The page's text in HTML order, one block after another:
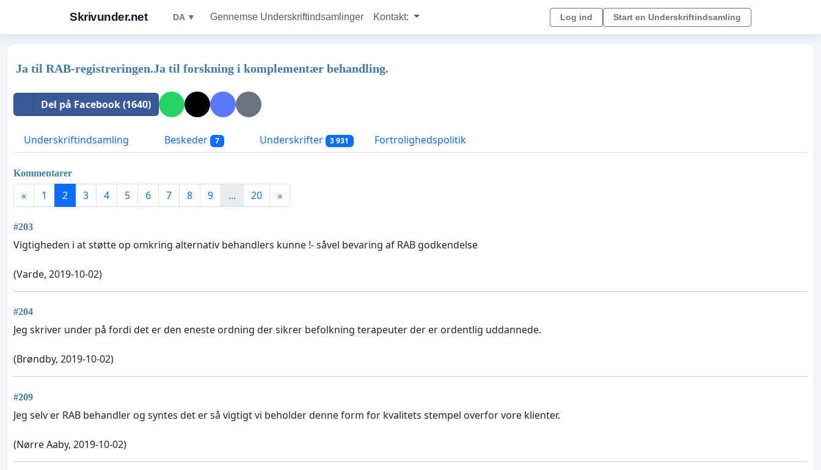
Skrivunder.net DA ▼ Gennemse Underskriftindsamlinger Kontakt: Log ind Start en Underskriftindsamling
Ja til RAB-registreringen.Ja til forskning i komplementær behandling.
Del på Facebook (1640)
Underskriftindsamling Beskeder 7 Underskrifter 3 931 Fortrolighedspolitik
Kommentarer
« 1 2 3 4 5 6 7 8 9 ... 20 »
#203
Vigtigheden i at støtte op omkring alternativ behandlers kunne !- såvel bevaring af RAB godkendelse
(Varde, 2019-10-02)
#204
Jeg skriver under på fordi det er den eneste ordning der sikrer befolkning terapeuter der er ordentlig uddannede.
(Brøndby, 2019-10-02)
#209
Jeg selv er RAB behandler og syntes det er så vigtigt vi beholder denne form for kvalitets stempel overfor vore klienter.
(Nørre Aaby, 2019-10-02)